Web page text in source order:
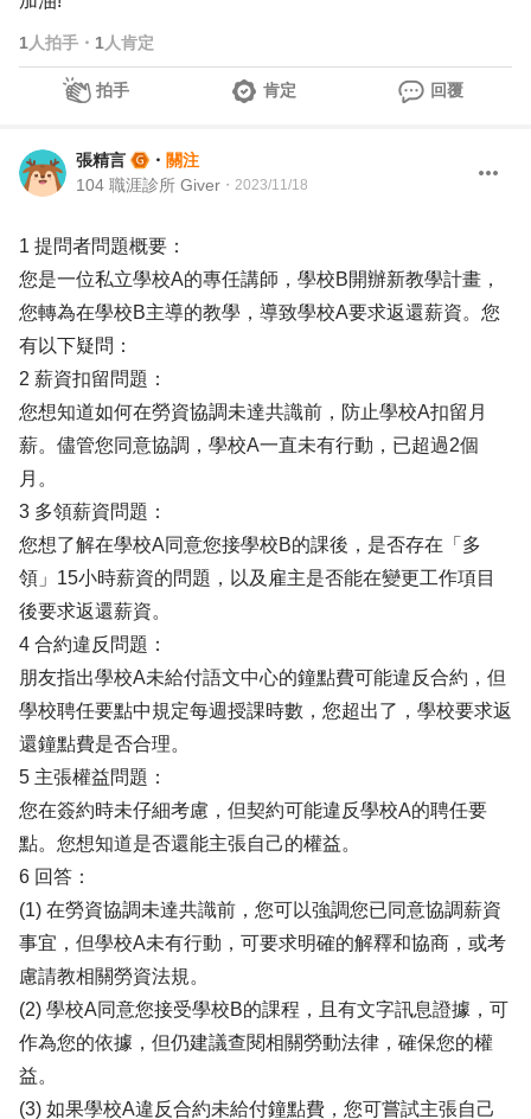
1 人拍手 ・ 1 人肯定
拍手 肯定 回覆
張精言 ・ 關注
104 職涯診所 Giver ・ 2023/11/18
1 提問者問題概要：
您是一位私立學校A的專任講師，學校B開辦新教學計畫，
您轉為在學校B主導的教學，導致學校A要求返還薪資。您
有以下疑問：
2 薪資扣留問題：
您想知道如何在勞資協調未達共識前，防止學校A扣留月
薪。儘管您同意協調，學校A一直未有行動，已超過2個
月。
3 多領薪資問題：
您想了解在學校A同意您接學校B的課後，是否存在「多
領」15小時薪資的問題，以及雇主是否能在變更工作項目
後要求返還薪資。
4 合約違反問題：
朋友指出學校A未給付語文中心的鐘點費可能違反合約，但
學校聘任要點中規定每週授課時數，您超出了，學校要求返
還鐘點費是否合理。
5 主張權益問題：
您在簽約時未仔細考慮，但契約可能違反學校A的聘任要
點。您想知道是否還能主張自己的權益。
6 回答：
(1) 在勞資協調未達共識前，您可以強調您已同意協調薪資
事宜，但學校A未有行動，可要求明確的解釋和協商，或考
慮請教相關勞資法規。
(2) 學校A同意您接受學校B的課程，且有文字訊息證據，可
作為您的依據，但仍建議查閱相關勞動法律，確保您的權
益。
(3) 如果學校A違反合約未給付鐘點費，您可嘗試主張自己